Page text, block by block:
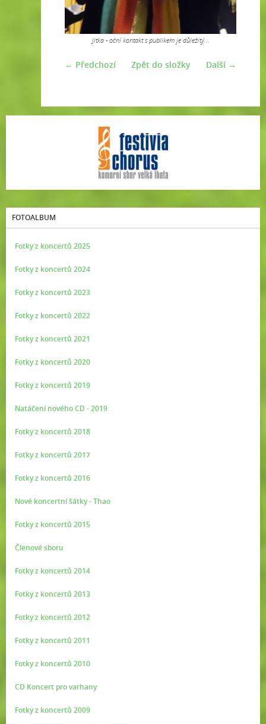
Jitka - oční kontakt s publikem je důležitý...
← Předchozí Další →
Zpět do složky
FOTOALBUM
Fotky z koncertů 2025
Fotky z koncertů 2024
Fotky z koncertů 2023
Fotky z koncertů 2022
Fotky z koncertů 2021
Fotky z koncertů 2020
Fotky z koncertů 2019
Natáčení nového CD - 2019
Fotky z koncertů 2018
Fotky z koncertů 2017
Fotky z koncertů 2016
Nové koncertní šátky - Thao
Fotky z koncertů 2015
Členové sboru
Fotky z koncertů 2014
Fotky z koncertů 2013
Fotky z koncertů 2012
Fotky z koncertů 2011
Fotky z koncertů 2010
CD Koncert pro varhany
Fotky z koncertů 2009